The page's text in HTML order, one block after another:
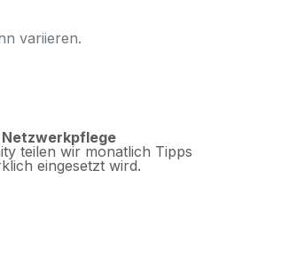
variieren.
Netzwerkpflege
teilen wir monatlich Tipps
eingesetzt wird.